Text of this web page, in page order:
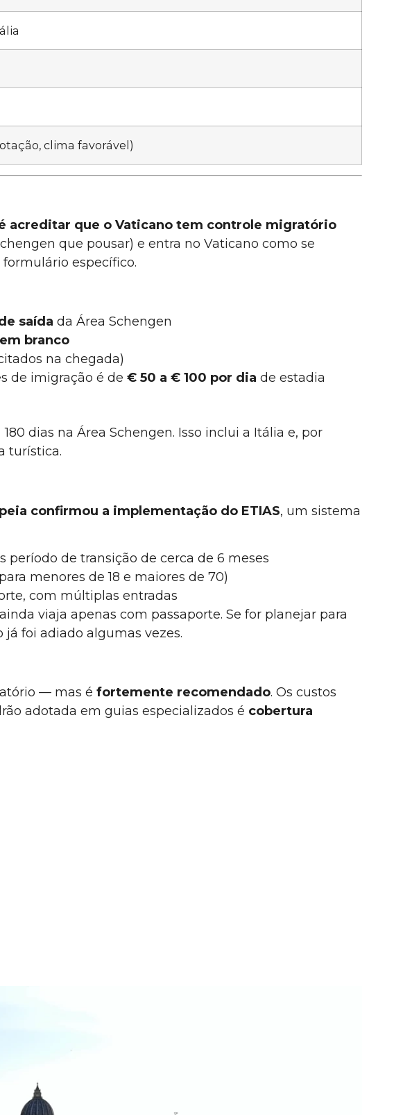
clima favorável)
acreditar que o Vaticano tem controle migratório
que pousar) e entra no Vaticano como se
específico.
saída da Área Schengen
branco
na chegada)
de imigração é de € 50 a € 100 por dia de estadia
dias na Área Schengen. Isso inclui a Itália e, por
turística.
confirmou a implementação do ETIAS, um sistema
período de transição de cerca de 6 meses
menores de 18 e maiores de 70)
com múltiplas entradas
viaja apenas com passaporte. Se for planejar para
foi adiado algumas vezes.
— mas é fortemente recomendado. Os custos
adotada em guias especializados é cobertura